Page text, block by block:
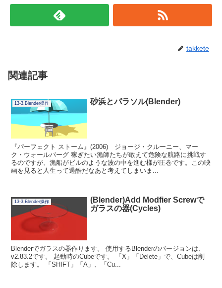
takkete
関連記事
13-3.Blender操作 砂浜とパラソル(Blender)
『パーフェクト ストーム』(2006) ジョージ・クルーニー、マー
ク・ウォールバーグ 稼ぎたい漁師たちが敢えて危険な航路に挑戦す
るのですが、漁船がビルのような波の中を進む様が圧巻です。この映
画を見ると人生って過酷だなあと考えてしまいま...
13-3.Blender操作
(Blender)Add Modfier Screwで
ガラスの器(Cycles)
Blenderでガラスの器作ります。 使用するBlenderのバージョンは、
v2.83.2です。 起動時のCubeです。 「X」「Delete」で、Cubeは削
除します。 「SHIFT」「A」、「Cu...